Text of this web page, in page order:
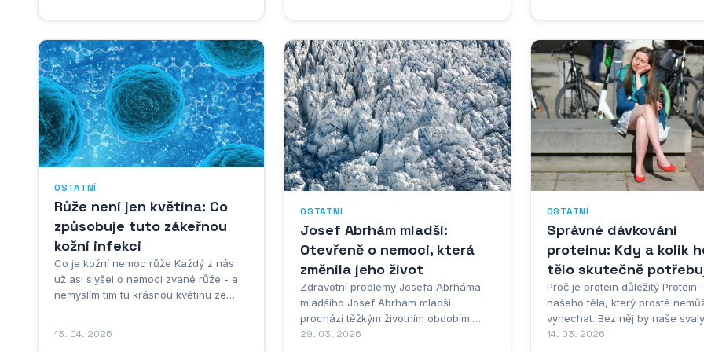
technickém prostředí může kód 568
indikovat situaci, kdy systém není
schopen správně...
smlouvy o prodeji vozidla je nezbytné
věnovat pozornost všem detailům,
které mohou později předejít...
OSTATNÍ
Růže není jen květina: Co
způsobuje tuto zákeřnou
kožní infekci
Co je kožní nemoc růže Každý z nás
už asi slyšel o nemoci zvané růže - a
nemyslím tím tu krásnou květinu ze
13. 04. 2026
OSTATNÍ
Josef Abrhám mladší:
Otevřeně o nemoci, která
změnila jeho život
Zdravotní problémy Josefa Abrháma
mladšího Josef Abrhám mladší
prochází těžkým životním obdobím.
Jeho zdravotní problémy začaly
29. 03. 2026
OSTATNÍ
Správné dávkování
proteinu: Kdy a kolik
tělo skutečně
Proč je protein důležitý Protein
našeho těla, který prostě
vynechat. Bez něj by naše svaly
nerostly a neregenerovaly se
14. 03. 2026